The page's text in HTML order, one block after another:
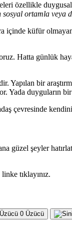
özellikle
ortamla veya
küfür
Hatta günlük
Yapılan bir
Yada duyguların
çevresinde
şeyler
tıklayınız.
0 Üzücü